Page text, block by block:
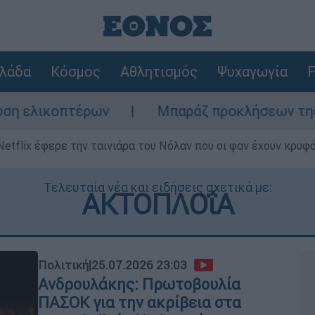
Κόσμος Αθλητισμός Ψυχαγωγία
Μπαράζ προκλήσεων της Άγκυρας
έφερε την ταινιάρα του Νόλαν που οι φαν έχουν
Τελευταία νέα και ειδήσεις σχετικά με:
ΑΚΤΟΠΛΟΐΑ
Πολιτική|25.07.2026 23:03
Ανδρουλάκης: Πρωτοβουλία
ΠΑΣΟΚ για την ακρίβεια στα